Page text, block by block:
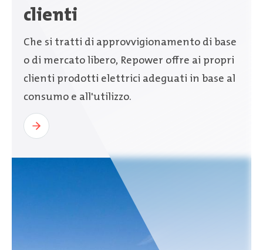
clienti
Che si tratti di approvvigionamento di base
o di mercato libero, Repower offre ai propri
clienti prodotti elettrici adeguati in base al
consumo e all'utilizzo.